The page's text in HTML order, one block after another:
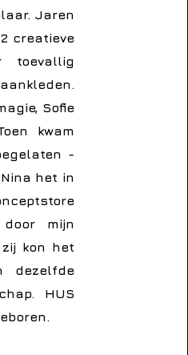
Jaren
creatieve
toevallig
Sofie
kwam
-
het in
mijn
kon het
dezelfde
HUS